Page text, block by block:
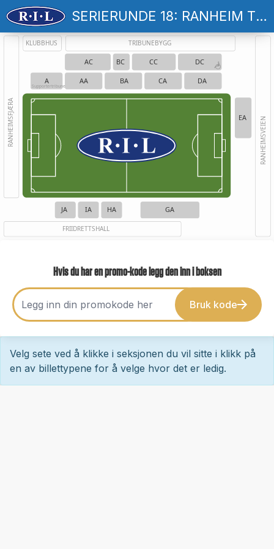
SERIERUNDE 18: RANHEIM TF - STRØMSGODSET
IA HA GA
JA
AC BC CC DC
AA BA CA DA
EA
A
Supportertribune
KLUBBHUS
RANHEIMSFJÆRA RANHEIMSVEIEN
FRIIDRETTSHALL
TRIBUNEBYGG
Hvis du har en promo-kode legg den inn i boksen
Bruk kode
Velg sete ved å klikke i seksjonen du vil sitte i klikk på
en av billettypene for å velge hvor det er ledig.